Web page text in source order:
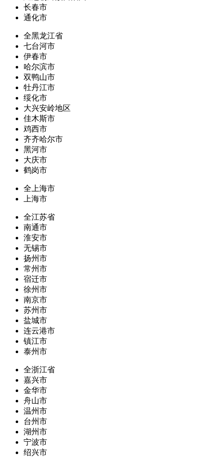
长春市
通化市
全黑龙江省
七台河市
伊春市
哈尔滨市
双鸭山市
牡丹江市
绥化市
大兴安岭地区
佳木斯市
鸡西市
齐齐哈尔市
黑河市
大庆市
鹤岗市
全上海市
上海市
全江苏省
南通市
淮安市
无锡市
扬州市
常州市
宿迁市
徐州市
南京市
苏州市
盐城市
连云港市
镇江市
泰州市
全浙江省
嘉兴市
金华市
舟山市
温州市
台州市
湖州市
宁波市
绍兴市